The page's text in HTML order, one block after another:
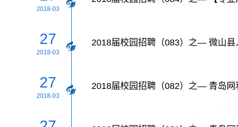
2018-03
27
2018-03
2018届校园招聘（083）之— 微山
27
2018-03
2018届校园招聘（082）之— 青岛网